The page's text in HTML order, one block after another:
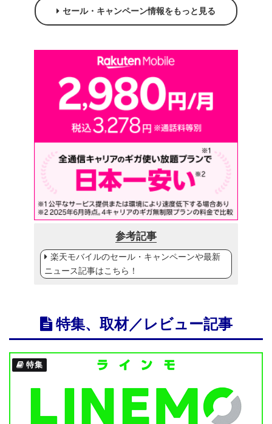
セール・キャンペーン情報をもっと見る
参考記事
楽天モバイルのセール・キャンペーンや最新
ニュース記事はこちら！
特集、取材／レビュー記事
特集